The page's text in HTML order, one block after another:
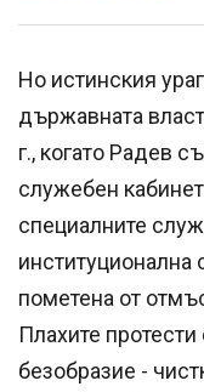
Но истинския
държавната
г., когато Радев
служебен
специалните
институционална
пометена от
Плахите
безобразие -